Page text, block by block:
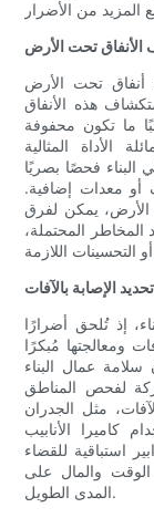
تحت الأرض
أنفاق تحت الأرض
هذه الأنفاق
ما تكون محفوفة
الأداة المثالية
فحصًا بصريًا
أو معدات إضافية.
الأرض، يمكن لفرق
المخاطر المحتملة،
تحديد الإصابة بالآفات
إذ تُلحق أضرارًا
ومعالجتها مُبكرًا
سلامة عمال البناء
لفحص المناطق
مثل الجدران
كاميرا الأنابيب
استباقية للقضاء
والمال على
المدى الطويل.